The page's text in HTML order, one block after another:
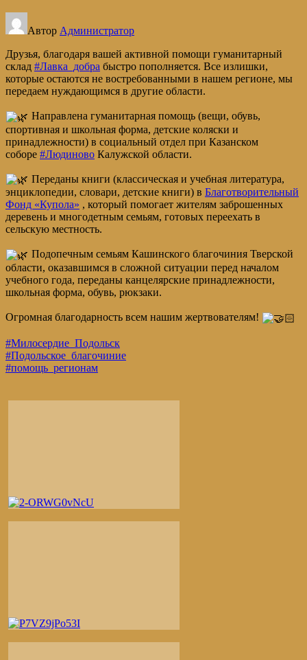
Автор Администратор
Друзья, благодаря вашей активной помощи гуманитарный
склад #Лавка_добра быстро пополняется. Все излишки,
которые остаются не востребованными в нашем регионе, мы
передаем нуждающимся в другие области.
Направлена гуманитарная помощь (вещи, обувь,
спортивная и школьная форма, детские коляски и
принадлежности) в социальный отдел при Казанском
соборе #Людиново Калужской области.
Переданы книги (классическая и учебная литература,
энциклопедии, словари, детские книги) в Благотворительный
Фонд «Купола» , который помогает жителям заброшенных
деревень и многодетным семьям, готовых переехать в
сельскую местность.
Подопечным семьям Кашинского благочиния Тверской
области, оказавшимся в сложной ситуации перед началом
учебного года, переданы канцелярские принадлежности,
школьная форма, обувь, рюкзаки.
Огромная благодарность всем нашим жертвователям!
#Милосердие_Подольск
#Подольское_благочиние
#помощь_регионам